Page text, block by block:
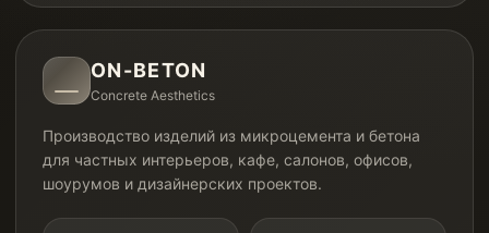
ON-BETON
Concrete Aesthetics
Производство изделий из микроцемента и бетона
для частных интерьеров, кафе, салонов, офисов,
шоурумов и дизайнерских проектов.